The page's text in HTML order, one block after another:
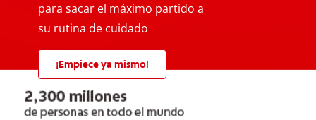
para sacar el máximo partido a
su rutina de cuidado
¡Empiece ya mismo!